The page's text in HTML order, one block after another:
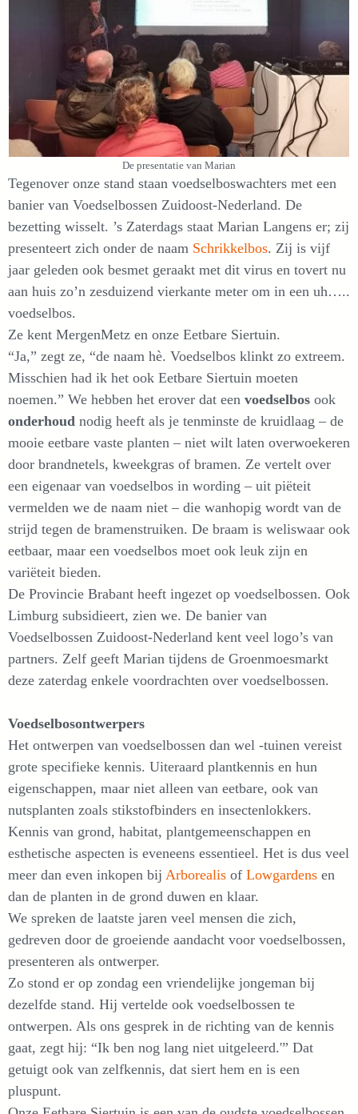
De presentatie van Marian
Tegenover onze stand staan voedselboswachters met een
banier van Voedselbossen Zuidoost-Nederland. De
bezetting wisselt. ’s Zaterdags staat Marian Langens er; zij
presenteert zich onder de naam Schrikkelbos. Zij is vijf
jaar geleden ook besmet geraakt met dit virus en tovert nu
aan huis zo’n zesduizend vierkante meter om in een uh…..
voedselbos.
Ze kent MergenMetz en onze Eetbare Siertuin.
“Ja,” zegt ze, “de naam hè. Voedselbos klinkt zo extreem.
Misschien had ik het ook Eetbare Siertuin moeten
noemen.” We hebben het erover dat een voedselbos ook
onderhoud nodig heeft als je tenminste de kruidlaag – de
mooie eetbare vaste planten – niet wilt laten overwoekeren
door brandnetels, kweekgras of bramen. Ze vertelt over
een eigenaar van voedselbos in wording – uit piëteit
vermelden we de naam niet – die wanhopig wordt van de
strijd tegen de bramenstruiken. De braam is weliswaar ook
eetbaar, maar een voedselbos moet ook leuk zijn en
variëteit bieden.
De Provincie Brabant heeft ingezet op voedselbossen. Ook
Limburg subsidieert, zien we. De banier van
Voedselbossen Zuidoost-Nederland kent veel logo’s van
partners. Zelf geeft Marian tijdens de Groenmoesmarkt
deze zaterdag enkele voordrachten over voedselbossen.
Voedselbosontwerpers
Het ontwerpen van voedselbossen dan wel -tuinen vereist
grote specifieke kennis. Uiteraard plantkennis en hun
eigenschappen, maar niet alleen van eetbare, ook van
nutsplanten zoals stikstofbinders en insectenlokkers.
Kennis van grond, habitat, plantgemeenschappen en
esthetische aspecten is eveneens essentieel. Het is dus veel
meer dan even inkopen bij Arborealis of Lowgardens en
dan de planten in de grond duwen en klaar.
We spreken de laatste jaren veel mensen die zich,
gedreven door de groeiende aandacht voor voedselbossen,
presenteren als ontwerper.
Zo stond er op zondag een vriendelijke jongeman bij
dezelfde stand. Hij vertelde ook voedselbossen te
ontwerpen. Als ons gesprek in de richting van de kennis
gaat, zegt hij: “Ik ben nog lang niet uitgeleerd.'” Dat
getuigt ook van zelfkennis, dat siert hem en is een
pluspunt.